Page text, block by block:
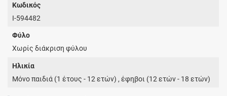
Κωδικός
I-594482
Φύλο
Χωρίς διάκριση φύλου
Ηλικία
Μόνο παιδιά (1 έτους - 12 ετών) , έφηβοι (12 ετών - 18 ετών)